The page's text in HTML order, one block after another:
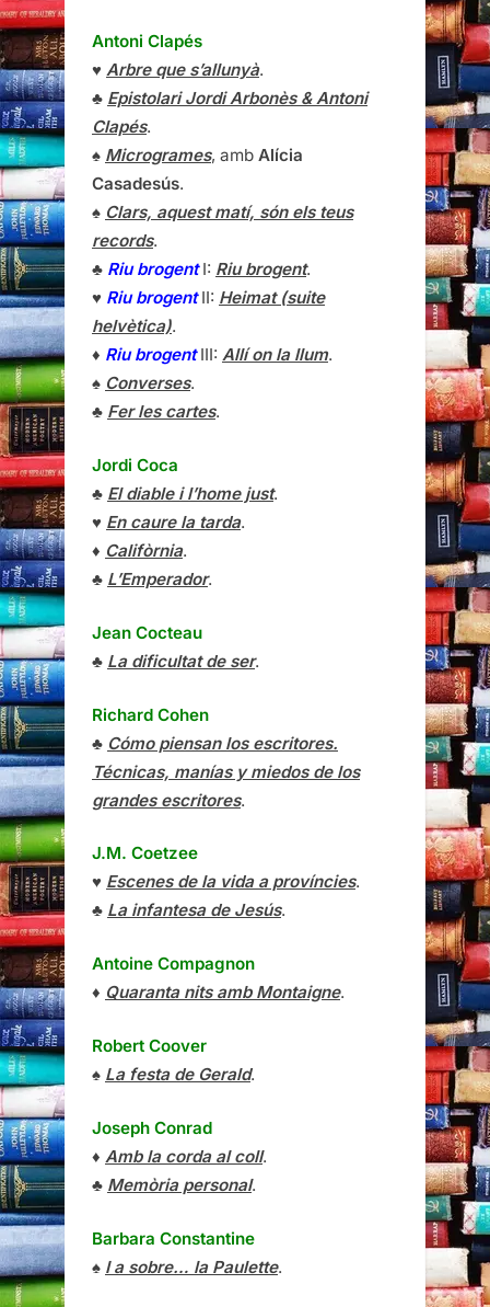
Antoni Clapés
♥ Arbre que s’allunyà.
♣ Epistolari Jordi Arbonès & Antoni
Clapés.
♠ Microgrames, amb Alícia
Casadesús.
♠ Clars, aquest matí, són els teus
records.
♣ Riu brogentI: Riu brogent.
♥ Riu brogentII: Heimat (suite
helvètica).
♦ Riu brogentIII: Allí on la llum.
♠ Converses.
♣ Fer les cartes.
Jordi Coca
♣ El diable i l’home just.
♥ En caure la tarda.
♦ Califòrnia.
♣ L’Emperador.
Jean Cocteau
♣ La dificultat de ser.
Richard Cohen
♣ Cómo piensan los escritores.
Técnicas, manías y miedos de los
grandes escritores.
J.M. Coetzee
♥ Escenes de la vida a províncies.
♣ La infantesa de Jesús.
Antoine Compagnon
♦ Quaranta nits amb Montaigne.
Robert Coover
♠ La festa de Gerald.
Joseph Conrad
♦ Amb la corda al coll.
♣ Memòria personal.
Barbara Constantine
♠ I a sobre… la Paulette.